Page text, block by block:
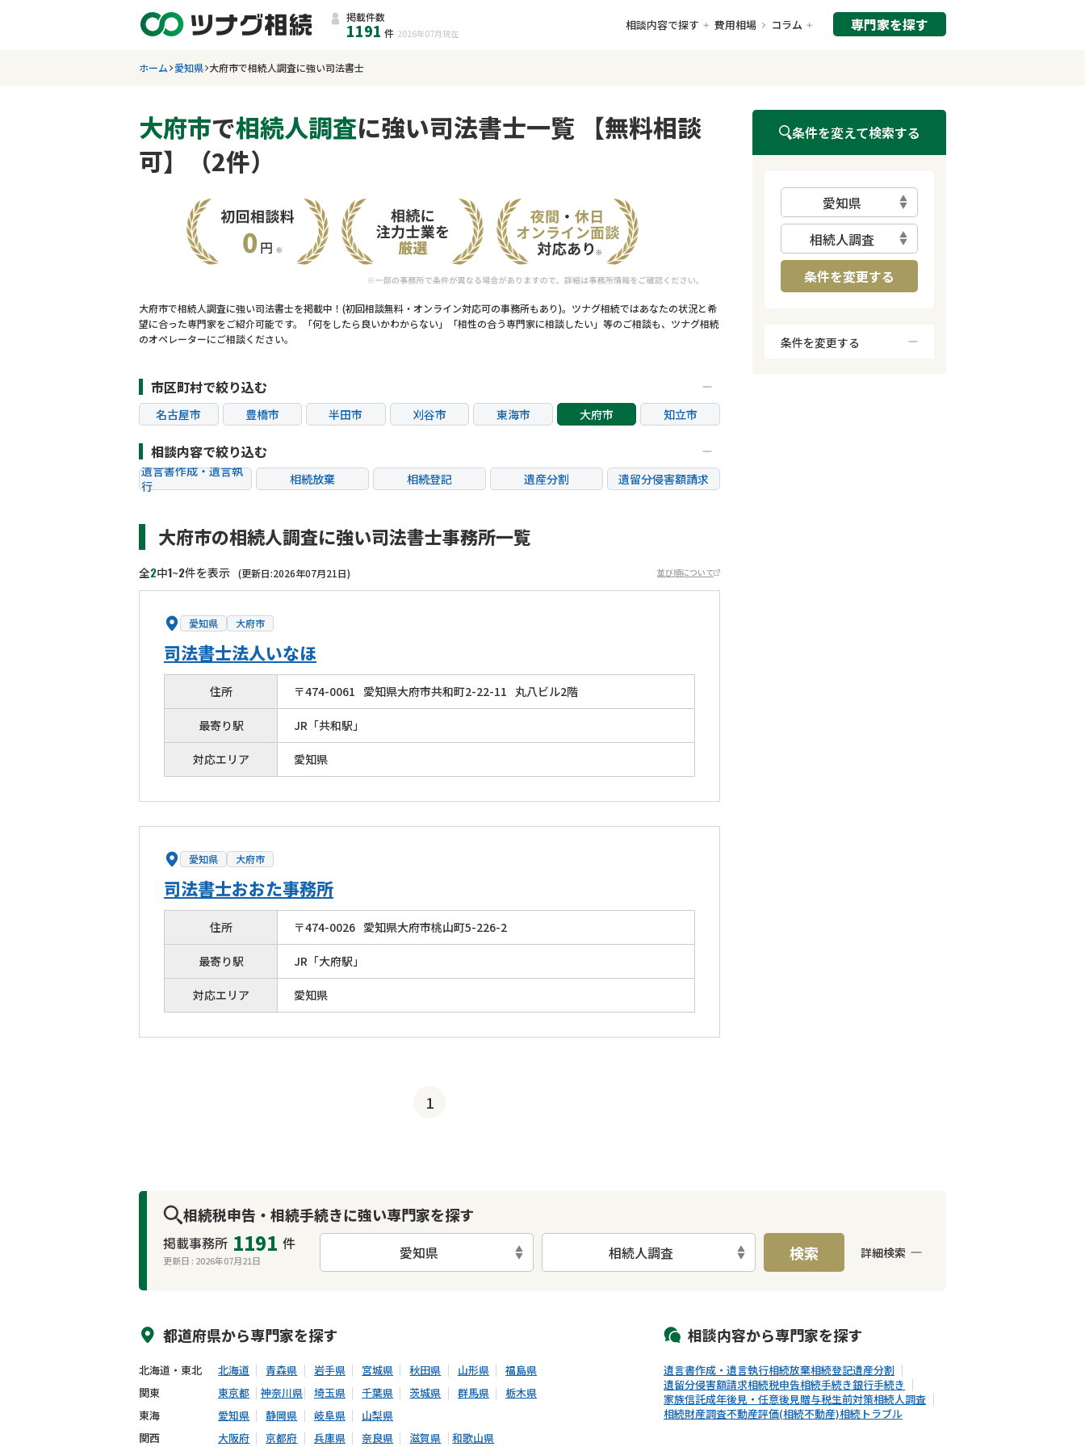
掲載件数
1191 件 2026年07月 現在
相談内容で探す 費用相場 コラム 専門家を探す
ホーム 愛知県 大府市で相続人調査に強い司法書士
大府市で相続人調査に強い司法書士一覧 【無料相談
可】（2件）
大府市で相続人調査に強い司法書士を掲載中！(初回相談無料・オンライン対応可の事務所もあり)。ツナグ相続ではあなたの状況と希
望に合った専門家をご紹介可能です。「何をしたら良いかわからない」「相性の合う専門家に相談したい」等のご相談も、ツナグ相続
のオペレーターにご相談ください。
市区町村で絞り込む
名古屋市 豊橋市 半田市 刈谷市 東海市 大府市
知立市
相談内容で絞り込む
遺言書作成・遺言執
行
相続放棄 相続登記 遺産分割
遺留分侵害額請求
贈与税
生前対策 相続人調査 相続財産調査
大府市の相続人調査に強い司法書士事務所一覧
全2中1~2件を表示 (更新日:2026年07月21日) 並び順について
愛知県 大府市
司法書士法人いなほ
住所 〒474-0061 愛知県大府市共和町2-22-11 丸八ビル2階
最寄り駅 JR「共和駅」
対応エリア 愛知県
愛知県 大府市
司法書士おおた事務所
住所 〒474-0026 愛知県大府市桃山町5-226-2
最寄り駅 JR「大府駅」
対応エリア 愛知県
1
条件を変えて検索する
愛知県
相続人調査
条件を変更する
条件を変更する
相続税申告・相続手続きに強い専門家を探す
掲載事務所 1191 件
更新日 : 2026年07月21日 愛知県 相続人調査 検索 詳細検索
都道府県から専門家を探す
北海道・東北 北海道 青森県 岩手県 宮城県 秋田県 山形県
福島県
関東
東京都 神奈川県 埼玉県 千葉県 茨城県 群馬県
栃木県
東海
愛知県 静岡県 岐阜県
山梨県
関西
大阪府 京都府 兵庫県 奈良県 滋賀県 和歌山県
相談内容から専門家を探す
遺言書作成・遺言執行相続放棄相続登記遺産分割
遺留分侵害額請求相続税申告相続手続き銀行手続き
家族信託成年後見・任意後見贈与税生前対策相続人調査
相続財産調査不動産評価(相続不動産)相続トラブル